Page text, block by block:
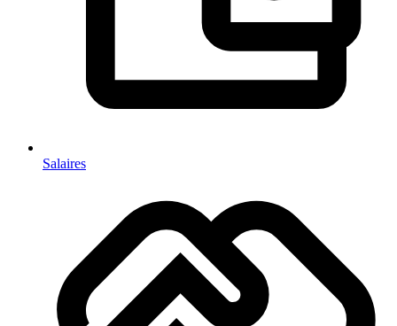
Salaires